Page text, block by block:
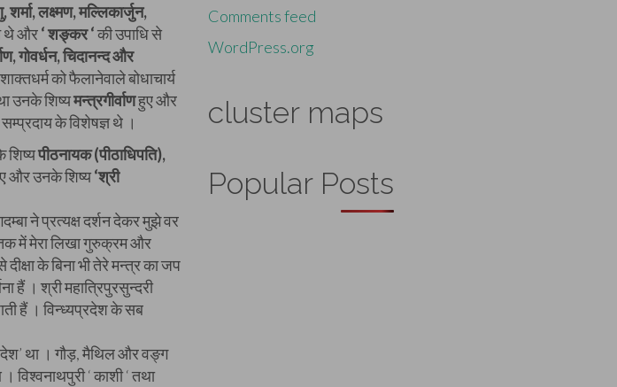
शर्मा, लक्ष्मण, मल्लिकार्जुन,
थे और‘ शङ्कर ‘की उपाधि से
गोवर्धन, चिदानन्द और
को फैलानेवाले बोधाचार्य
उनके शिष्यमन्त्रगीर्वाणहुए और
के विशेषज्ञ थे ।
शिष्यपीठनायक (पीठाधिपति),
और उनके शिष्य‘श्री
ने प्रत्यक्ष दर्शन देकर मुझे वर
में मेरा लिखा गुरुक्रम और
के बिना भी तेरे मन्त्र का जप
हैं । श्री महात्रिपुरसुन्दरी
हैं । विन्ध्यप्रदेश के सब
था । गौड़, मैथिल और वङ्ग
विश्वनाथपुरी ‘ काशी ‘ तथा
Comments feed
WordPress.org
cluster maps
Popular Posts